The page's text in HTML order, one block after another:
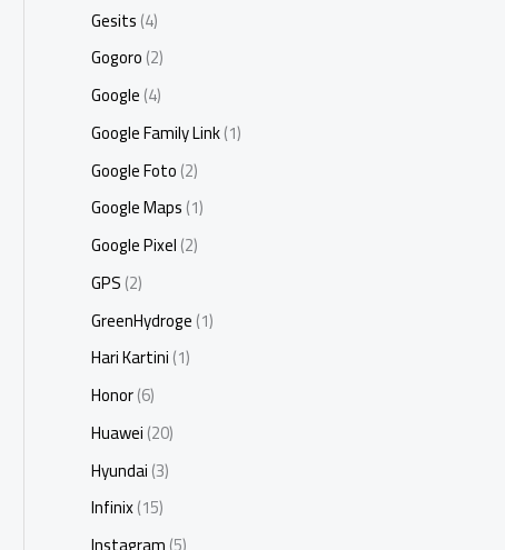
Gesits(4)
Gogoro(2)
Google(4)
Google Family Link(1)
Google Foto(2)
Google Maps(1)
Google Pixel(2)
GPS(2)
GreenHydroge(1)
Hari Kartini(1)
Honor(6)
Huawei(20)
Hyundai(3)
Infinix(15)